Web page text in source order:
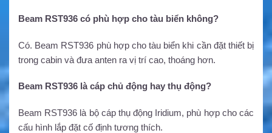
Beam RST936 có phù hợp cho tàu biển không?
Có. Beam RST936 phù hợp cho tàu biển khi cần đặt thiết bị
trong cabin và đưa anten ra vị trí cao, thoáng hơn.
Beam RST936 là cáp chủ động hay thụ động?
Beam RST936 là bộ cáp thụ động Iridium, phù hợp cho các
cấu hình lắp đặt cố định tương thích.